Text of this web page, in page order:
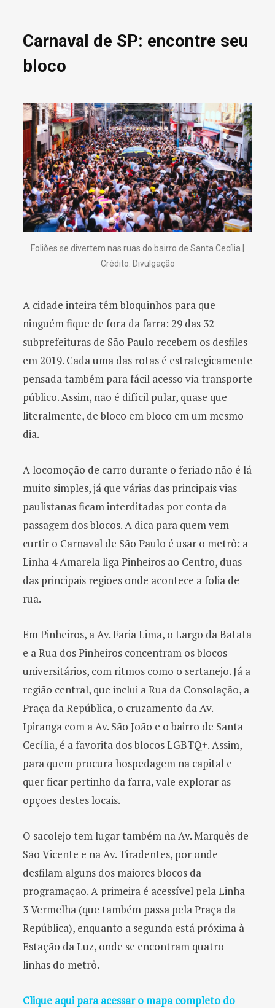
Carnaval de SP: encontre seu
bloco
Foliões se divertem nas ruas do bairro de Santa Cecília |
Crédito: Divulgação
A cidade inteira têm bloquinhos para que
ninguém fique de fora da farra: 29 das 32
subprefeituras de São Paulo recebem os desfiles
em 2019. Cada uma das rotas é estrategicamente
pensada também para fácil acesso via transporte
público. Assim, não é difícil pular, quase que
literalmente, de bloco em bloco em um mesmo
dia.
A locomoção de carro durante o feriado não é lá
muito simples, já que várias das principais vias
paulistanas ficam interditadas por conta da
passagem dos blocos. A dica para quem vem
curtir o Carnaval de São Paulo é usar o metrô: a
Linha 4 Amarela liga Pinheiros ao Centro, duas
das principais regiões onde acontece a folia de
rua.
Em Pinheiros, a Av. Faria Lima, o Largo da Batata
e a Rua dos Pinheiros concentram os blocos
universitários, com ritmos como o sertanejo. Já a
região central, que inclui a Rua da Consolação, a
Praça da República, o cruzamento da Av.
Ipiranga com a Av. São João e o bairro de Santa
Cecília, é a favorita dos blocos LGBTQ+. Assim,
para quem procura hospedagem na capital e
quer ficar pertinho da farra, vale explorar as
opções destes locais.
O sacolejo tem lugar também na Av. Marquês de
São Vicente e na Av. Tiradentes, por onde
desfilam alguns dos maiores blocos da
programação. A primeira é acessível pela Linha
3 Vermelha (que também passa pela Praça da
República), enquanto a segunda está próxima à
Estação da Luz, onde se encontram quatro
linhas do metrô.
Clique aqui para acessar o mapa completo do